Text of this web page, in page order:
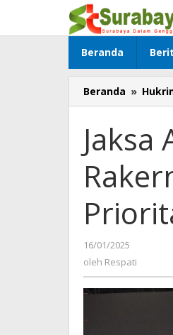
konten
Beranda
Beranda »
16/01/2025
oleh Respati